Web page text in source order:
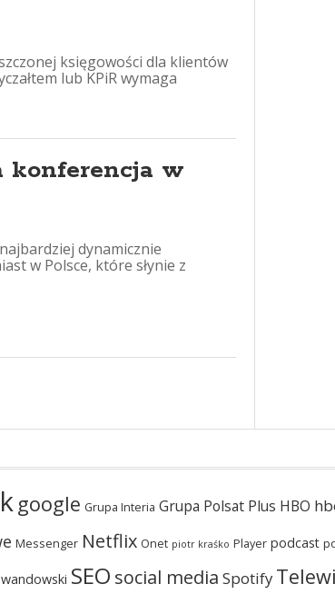
księgowości dla klientów
lub KPiR wymaga
konferencja w
dynamicznie
w Polsce, które słynie z
google Grupa Interia Grupa Polsat Plus HBO
Messenger Netflix Onet piotr kraśko Player podcast
SEO social media Spotify